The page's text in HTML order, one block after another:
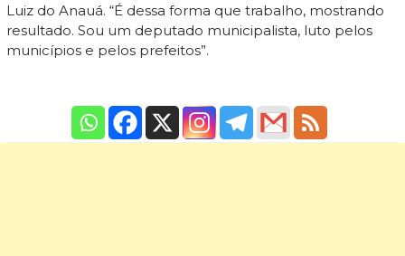
Luiz do Anauá. “É dessa forma que trabalho, mostrando
resultado. Sou um deputado municipalista, luto pelos
municípios e pelos prefeitos”.